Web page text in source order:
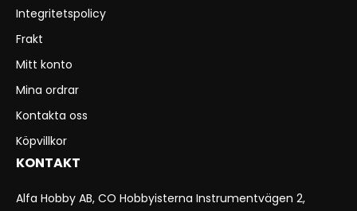
Integritetspolicy
Frakt
Mitt konto
Mina ordrar
Kontakta oss
Köpvillkor
KONTAKT
Alfa Hobby AB, CO Hobbyisterna Instrumentvägen 2,